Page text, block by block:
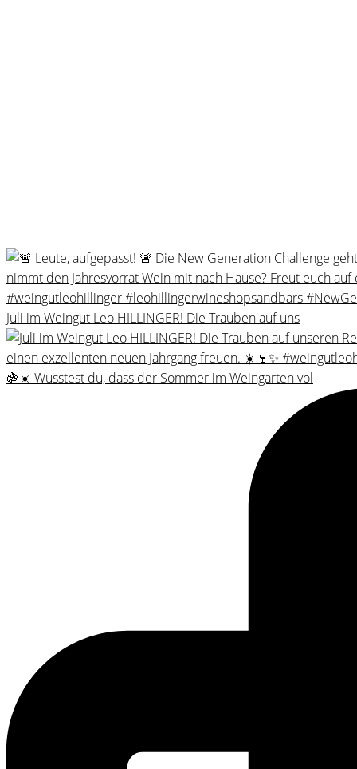
Juli im Weingut Leo HILLINGER! Die Trauben auf uns
🍇☀️ Wusstest du, dass der Sommer im Weingarten vol